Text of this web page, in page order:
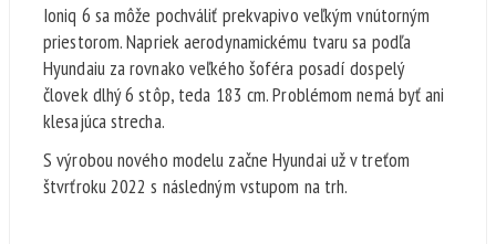
Ioniq 6 sa môže pochváliť prekvapivo veľkým vnútorným
priestorom. Napriek aerodynamickému tvaru sa podľa
Hyundaiu za rovnako veľkého šoféra posadí dospelý
človek dlhý 6 stôp, teda 183 cm. Problémom nemá byť ani
klesajúca strecha.
S výrobou nového modelu začne Hyundai už v treťom
štvrťroku 2022 s následným vstupom na trh.